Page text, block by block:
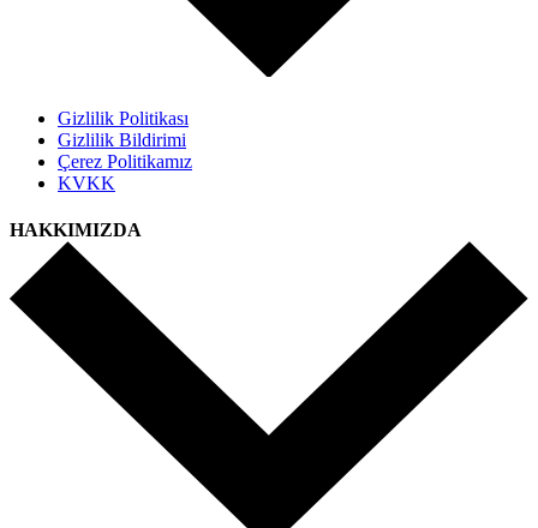
Gizlilik Politikası
Gizlilik Bildirimi
Çerez Politikamız
KVKK
HAKKIMIZDA